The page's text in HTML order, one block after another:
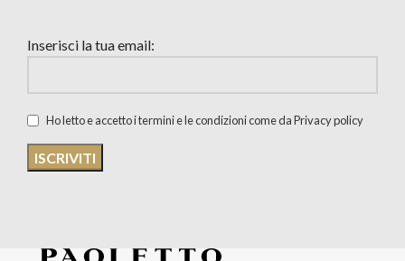
Inserisci la tua email:
Ho letto e accetto i termini e le condizioni come da Privacy policy